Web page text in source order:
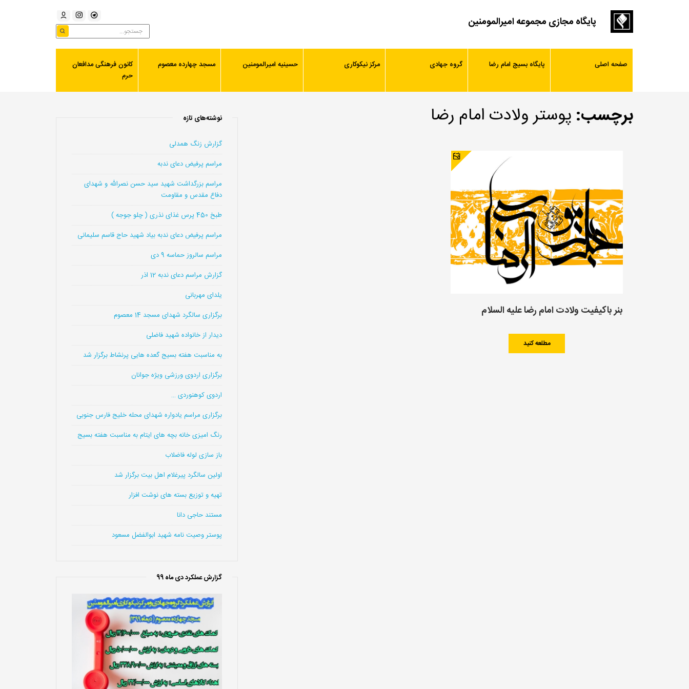
پایگاه مجازی مجموعه امیرالمومنین
صفحه اصلی پایگاه بسیج امام رضا گروه جهادی مرکز نیکوکاری حسینیه امیرالمومنین مسجد چهارده معصوم
کانون فرهنگی مدافعان
حرم
برچسب: پوستر ولادت امام رضا
بنر باکیفیت ولادت امام رضا علیه السلام
مطلعه کنید
نوشته‌های تازه
گزارش زنگ همدلی
مراسم پرفیض دعای ندبه
مراسم بزرگداشت شهید سید حسن نصرالله و شهدای
دفاع مقدس و مقاومت
طبخ 450 پرس غذای نذری ( چلو جوجه )
مراسم پرفیض دعای ندبه بیاد شهید حاج قاسم سلیمانی
مراسم سالروز حماسه 9 دی
گزارش مراسم دعای ندبه 12 اذر
یلدای مهربانی
برگزاری سالگرد شهدای مسجد 14 معصوم
دیدار از خانواده شهید فاضلی
به مناسبت هفته بسیج گعده هایی پرنشاط برگزار شد
برگزاری اردوی ورزشی ویژه جوانان
اردوی کوهنوردی …
برگزاری مراسم یادواره شهدای محله خلیج فارس جنوبی
رنگ امیزی خانه بچه های ایتام به مناسبت هفته بسیج
باز سازی لوله فاضلاب
اولین سالگرد پیرغلام اهل بیت برگزار شد
تهیه و توزیع بسته های نوشت افزار
مستند حاجی دانا
پوستر وصیت نامه شهید ابوالفضل مسعود
گزارش عملکرد دی ماه 99